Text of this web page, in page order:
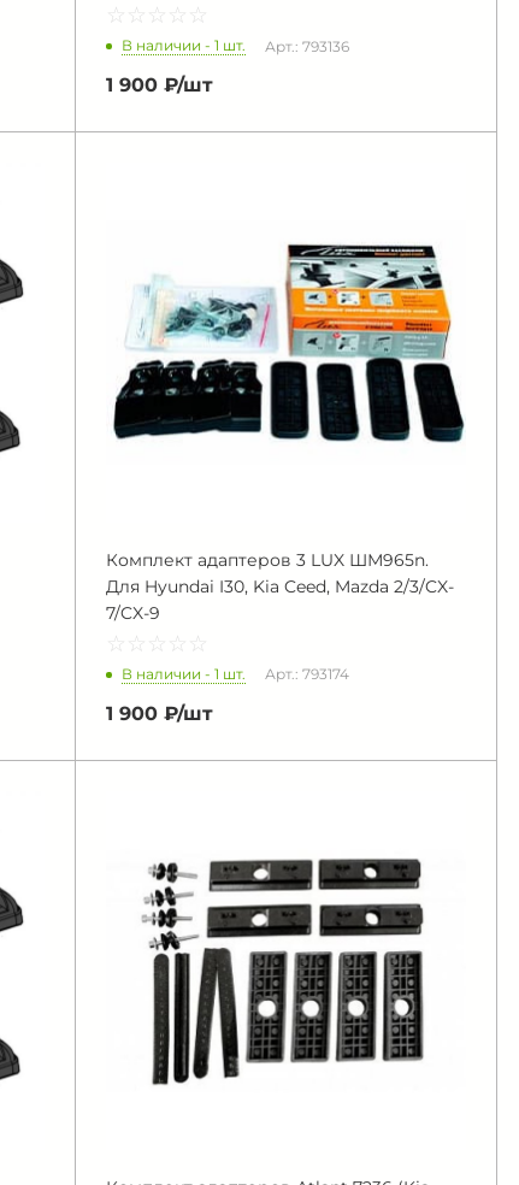
☆ ☆ ☆ ☆ ☆
★ ★ ★ ★ ★
В наличии - 1 шт. Арт.: 793136
1 900 ₽/шт
Комплект адаптеров 3 LUX ШМ965n.
Для Hyundai I30, Kia Ceed, Mazda 2/3/CX-
7/CX-9
☆ ☆ ☆ ☆ ☆
★ ★ ★ ★ ★
В наличии - 1 шт. Арт.: 793174
1 900 ₽/шт